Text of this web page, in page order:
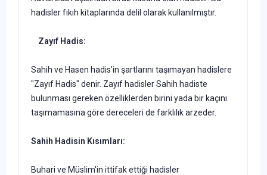
hadisler fıkıh kitaplarında delil olarak kullanılmıştır.
Zayıf Hadis:
Sahih ve Hasen hadis'in şartlarını taşımayan hadislere
"Zayıf Hadis" denir. Zayıf hadisler Sahih hadiste
bulunması gereken özelliklerden birini yada bir kaçını
taşımamasına göre dereceleri de farklılık arzeder.
Sahih Hadisin Kısımları:
Buhari ve Müslim'in ittifak ettiği hadisler